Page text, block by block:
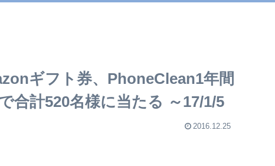
ギフト券、PhoneClean1年間
合計520名様に当たる ～17/1/5
2016.12.25